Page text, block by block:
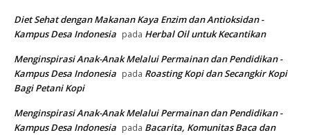
Diet Sehat dengan Makanan Kaya Enzim dan Antioksidan -
Kampus Desa Indonesia pada Herbal Oil untuk Kecantikan
Menginspirasi Anak-Anak Melalui Permainan dan Pendidikan -
Kampus Desa Indonesia pada Roasting Kopi dan Secangkir Kopi
Bagi Petani Kopi
Menginspirasi Anak-Anak Melalui Permainan dan Pendidikan -
Kampus Desa Indonesia pada Bacarita, Komunitas Baca dan